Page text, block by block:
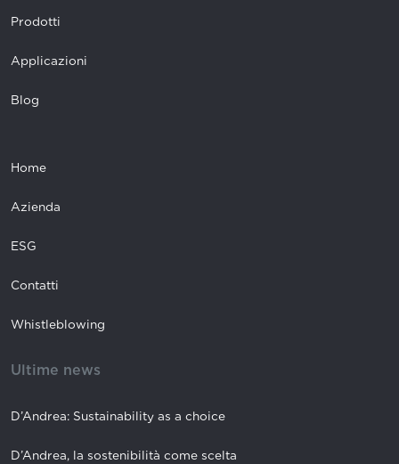
Prodotti
Applicazioni
Blog
Home
Azienda
ESG
Contatti
Whistleblowing
Ultime news
D’Andrea: Sustainability as a choice
D’Andrea, la sostenibilità come scelta